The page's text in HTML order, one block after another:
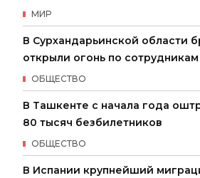
МИР
В Сурхандарьинской области
открыли огонь по
ОБЩЕСТВО
В Ташкенте с начала года
80 тысяч безбилетников
ОБЩЕСТВО
В Испании крупнейший